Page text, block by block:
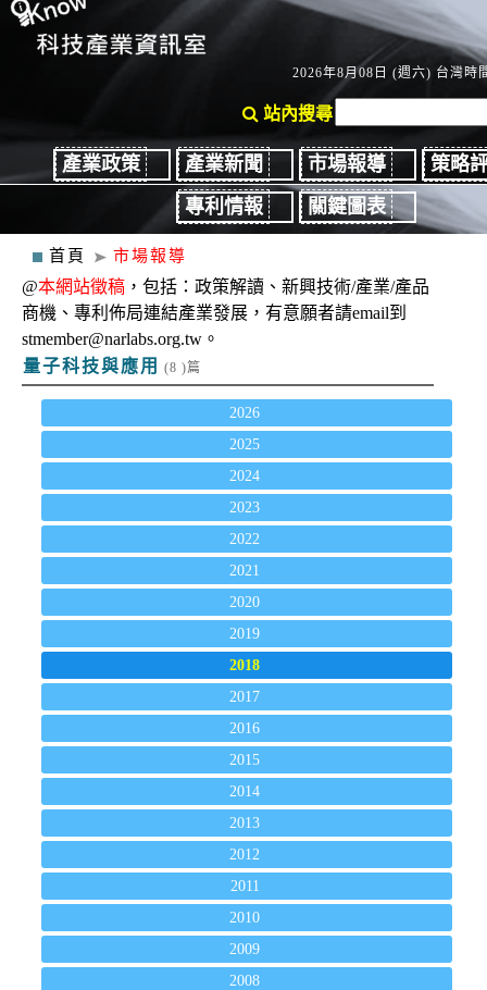
2026年8月08日 (週六) 台灣時
站內搜尋
產業政策 產業新聞 市場報導
策略
專利情報
關鍵圖表
首頁 市場報導
@本網站徵稿 ，包括：政策解讀、新興技術/產業/產品
商機、專利佈局連結產業發展，有意願者請email到
stmember@narlabs.org.tw。
量子科技與應用
(8 )篇
2026
2025
2024
2023
2022
2021
2020
2019
2018
2017
2016
2015
2014
2013
2012
2011
2010
2009
2008